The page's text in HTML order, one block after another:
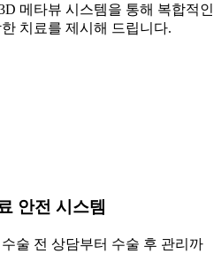
메타뷰 시스템을 통해 복합적인
치료를 제시해 드립니다.
안전 시스템
술 전 상담부터 수술 후 관리까